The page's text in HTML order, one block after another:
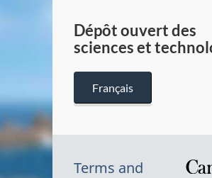
Dépôt ouvert des
sciences et
Français
Terms and